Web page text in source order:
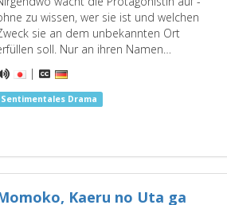
zu wissen, wer sie ist und welchen
sie an dem unbekannten Ort
soll. Nur an ihren Namen…
|
Sentimentales Drama
Kaeru no Uta ga